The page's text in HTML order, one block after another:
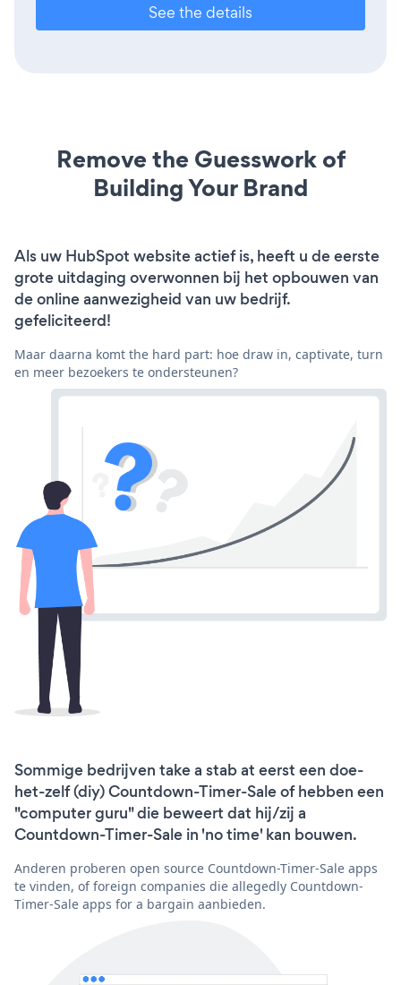
See the details
Remove the Guesswork of
Building Your Brand
Als uw HubSpot website actief is, heeft u de eerste
grote uitdaging overwonnen bij het opbouwen van
de online aanwezigheid van uw bedrijf.
gefeliciteerd!
Maar daarna komt the hard part: hoe draw in, captivate, turn
en meer bezoekers te ondersteunen?
Sommige bedrijven take a stab at eerst een doe-
het-zelf (diy) Countdown-Timer-Sale of hebben een
"computer guru" die beweert dat hij/zij a
Countdown-Timer-Sale in 'no time' kan bouwen.
Anderen proberen open source Countdown-Timer-Sale apps
te vinden, of foreign companies die allegedly Countdown-
Timer-Sale apps for a bargain aanbieden.